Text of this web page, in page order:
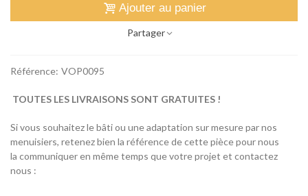
Ajouter au panier
Partager
Référence: VOP0095
TOUTES LES LIVRAISONS SONT GRATUITES !
Si vous souhaitez le bâti ou une adaptation sur mesure par nos
menuisiers, retenez bien la référence de cette pièce pour nous
la communiquer en même temps que votre projet et contactez
nous :